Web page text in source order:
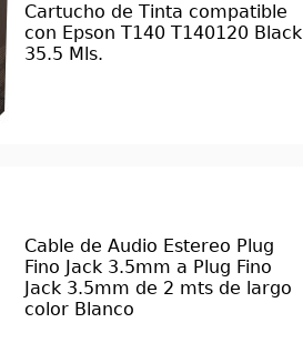
Cartucho de Tinta compatible
con Epson T140 T140120 Black
35.5 Mls.
Cable de Audio Estereo Plug
Fino Jack 3.5mm a Plug Fino
Jack 3.5mm de 2 mts de largo
color Blanco